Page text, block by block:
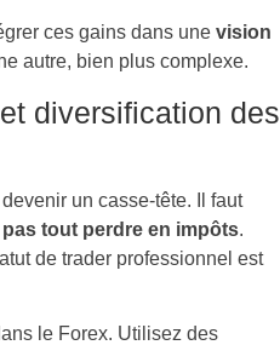
ces gains dans une vision
autre, bien plus complexe.
diversification des
un casse-tête. Il faut
tout perdre en impôts.
de trader professionnel est
le Forex. Utilisez des